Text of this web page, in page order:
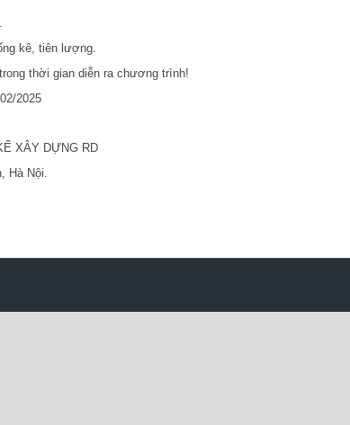
kê, tiên lượng.
thời gian diễn ra chương trình!
2025
XÂY DỰNG RD
Hà Nội.